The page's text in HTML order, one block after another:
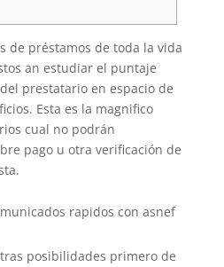
de préstamos de toda la vida
an estudiar el puntaje
prestatario en espacio de
Esta es la magnifico
cual no podrán
pago u otra verificación de
posibilidades primero de